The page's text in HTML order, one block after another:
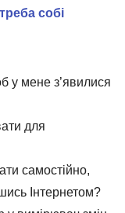
собі
у мене з’явилися
для
самостійно,
Інтернетом?